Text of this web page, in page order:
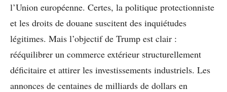
l’Union européenne. Certes, la politique protectionniste
et les droits de douane suscitent des inquiétudes
légitimes. Mais l’objectif de Trump est clair :
rééquilibrer un commerce extérieur structurellement
déficitaire et attirer les investissements industriels. Les
annonces de centaines de milliards de dollars en